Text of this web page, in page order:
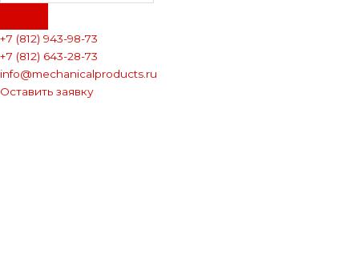
+7 (812) 943-98-73
+7 (812) 643-28-73
info@mechanicalproducts.ru
Оставить заявку